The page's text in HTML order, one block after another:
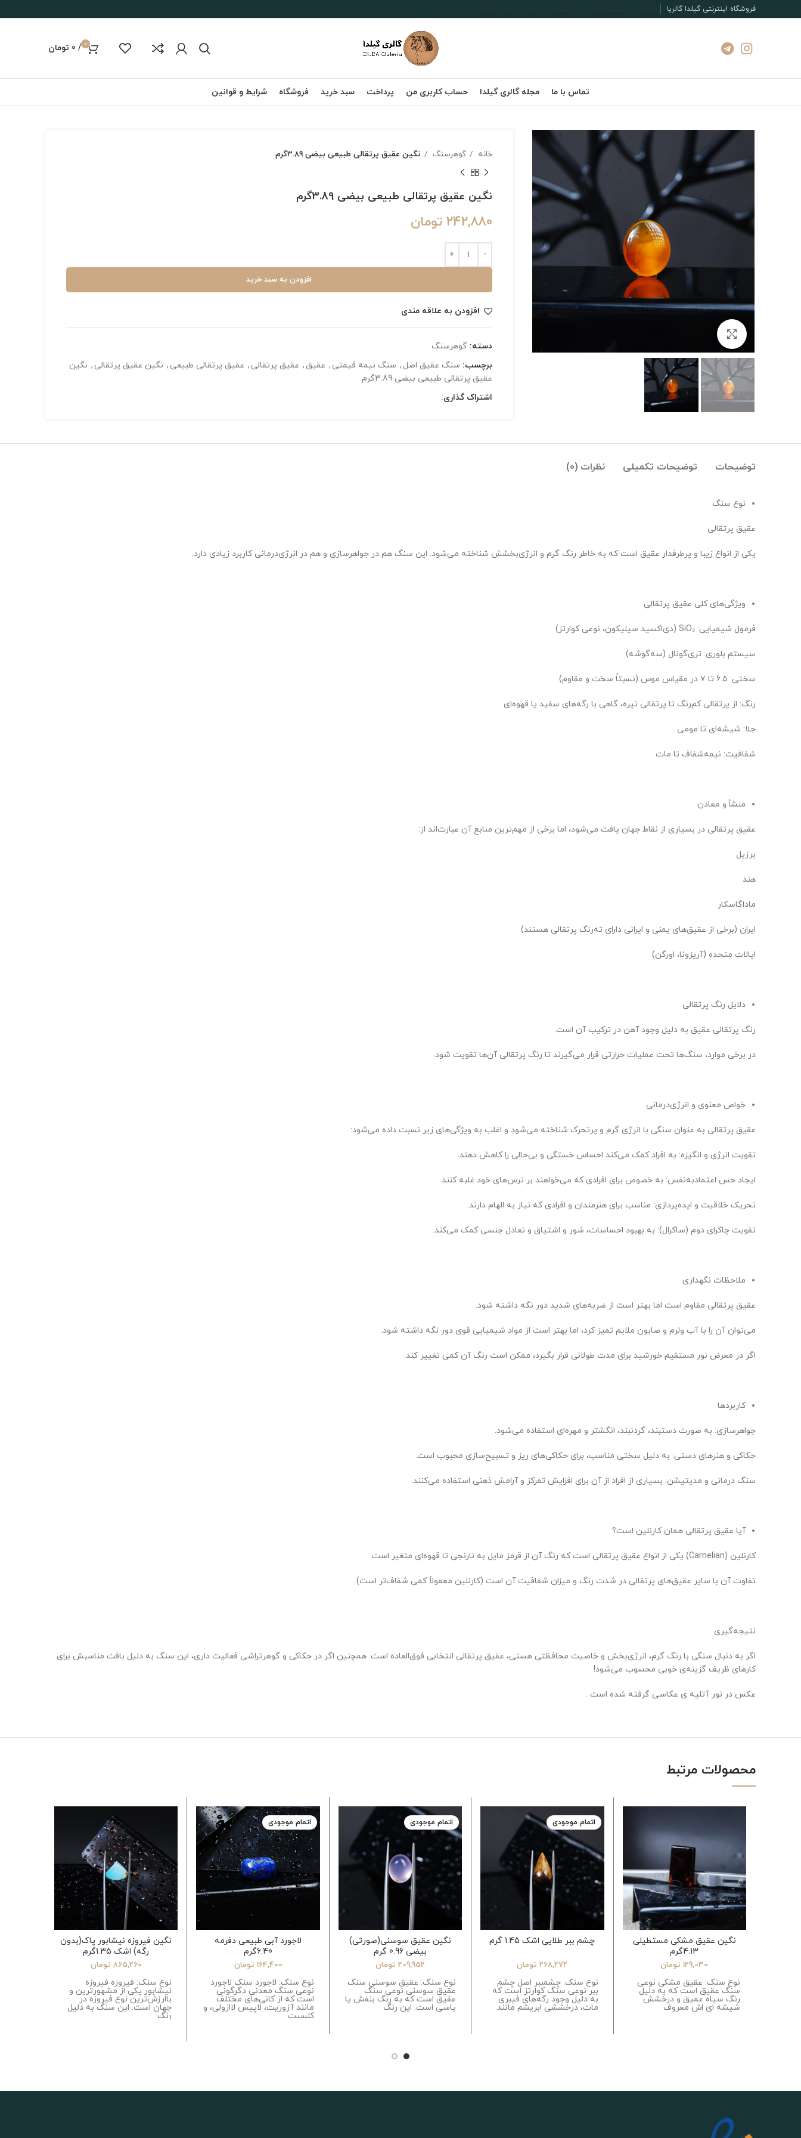
فروشگاه اینترنتی گیلدا گالریا مجله مطالب کاربران مشاوره تماس با ما برندها
0
/
0 تومان
تماس با ما مجله گالری گیلدا حساب کاربری من پرداخت سبد خرید فروشگاه شرایط و قوانین
خانه گوهرسنگ نگین عقیق پرتقالی طبیعی بیضی 3.89گرم
نگین عقیق پرتقالی طبیعی بیضی 3.89گرم
242,880 تومان
افزودن به سبد خرید
افزودن به علاقه مندی
دسته: گوهرسنگ
برچسب: سنگ عقیق اصل , سنگ نیمه قیمتی , عقیق, عقیق پرتقالی , عقیق پرتقالی طبیعی , نگین عقیق پرتقالی , نگین
عقیق پرتقالی طبیعی بیضی 3.89گرم
اشتراک گذاری:
توضیحات توضیحات تکمیلی نظرات (0)
نوع سنگ
عقیق پرتقالی
یکی از انواع زیبا و پرطرفدار عقیق است که به خاطر رنگ گرم و انرژی‌بخشش شناخته می‌شود. این سنگ هم در جواهرسازی و هم در انرژی‌درمانی کاربرد زیادی دارد.
ویژگی‌های کلی عقیق پرتقالی
فرمول شیمیایی: SiO₂ (دی‌اکسید سیلیکون، نوعی کوارتز)
سیستم بلوری: تری‌گونال (سه‌گوشه)
سختی: ۶.۵ تا ۷ در مقیاس موس (نسبتاً سخت و مقاوم)
رنگ: از پرتقالی کم‌رنگ تا پرتقالی تیره، گاهی با رگه‌های سفید یا قهوه‌ای
جلا: شیشه‌ای تا مومی
شفافیت: نیمه‌شفاف تا مات
منشأ و معادن
عقیق پرتقالی در بسیاری از نقاط جهان یافت می‌شود، اما برخی از مهم‌ترین منابع آن عبارت‌اند از:
برزیل
هند
ماداگاسکار
ایران (برخی از عقیق‌های یمنی و ایرانی دارای ته‌رنگ پرتقالی هستند)
ایالات متحده (آریزونا، اورگن)
دلایل رنگ پرتقالی
رنگ پرتقالی عقیق به دلیل وجود آهن در ترکیب آن است.
در برخی موارد، سنگ‌ها تحت عملیات حرارتی قرار می‌گیرند تا رنگ پرتقالی آن‌ها تقویت شود.
خواص معنوی و انرژی‌درمانی
عقیق پرتقالی به عنوان سنگی با انرژی گرم و پرتحرک شناخته می‌شود و اغلب به ویژگی‌های زیر نسبت داده می‌شود:
تقویت انرژی و انگیزه: به افراد کمک می‌کند احساس خستگی و بی‌حالی را کاهش دهند.
ایجاد حس اعتمادبه‌نفس: به خصوص برای افرادی که می‌خواهند بر ترس‌های خود غلبه کنند.
تحریک خلاقیت و ایده‌پردازی: مناسب برای هنرمندان و افرادی که نیاز به الهام دارند.
تقویت چاکرای دوم (ساکرال): به بهبود احساسات، شور و اشتیاق و تعادل جنسی کمک می‌کند.
ملاحظات نگهداری
عقیق پرتقالی مقاوم است اما بهتر است از ضربه‌های شدید دور نگه داشته شود.
می‌توان آن را با آب ولرم و صابون ملایم تمیز کرد، اما بهتر است از مواد شیمیایی قوی دور نگه داشته شود.
اگر در معرض نور مستقیم خورشید برای مدت طولانی قرار بگیرد، ممکن است رنگ آن کمی تغییر کند.
کاربردها
جواهرسازی: به صورت دستبند، گردنبند، انگشتر و مهره‌ای استفاده می‌شود.
حکاکی و هنرهای دستی: به دلیل سختی مناسب، برای حکاکی‌های ریز و تسبیح‌سازی محبوب است.
سنگ درمانی و مدیتیشن: بسیاری از افراد از آن برای افزایش تمرکز و آرامش ذهنی استفاده می‌کنند.
آیا عقیق پرتقالی همان کارنلین است؟
کارنلین (Carnelian) یکی از انواع عقیق پرتقالی است که رنگ آن از قرمز مایل به نارنجی تا قهوه‌ای متغیر است.
تفاوت آن با سایر عقیق‌های پرتقالی در شدت رنگ و میزان شفافیت آن است (کارنلین معمولاً کمی شفاف‌تر است).
نتیجه‌گیری
اگر به دنبال سنگی با رنگ گرم، انرژی‌بخش و خاصیت محافظتی هستی، عقیق پرتقالی انتخابی فوق‌العاده است. همچنین اگر در حکاکی و گوهر‌تراشی فعالیت داری، این سنگ به دلیل بافت مناسبش برای
کارهای ظریف گزینه‌ی خوبی محسوب می‌شود!
عکس در نور آتلیه ی عکاسی گرفته شده است .
محصولات مرتبط
نگین عقیق مشکی مستطیلی
4.13گرم
129,030 تومان
نوع سنگ: عقیق مشکی نوعی
سنگ عقیق است که به دلیل
رنگ سیاه عمیق و درخشش
شیشه ای اش معروف
اتمام موجودی
چشم ببر طلایی اشک 1.45 گرم
268,272 تومان
نوع سنگ: چشمببر اصل چشم
ببر نوعی سنگ کوارتز است که
به دلیل وجود رگه‌های فیبری
مات، درخششی ابریشم مانند
اتمام موجودی
نگین عقیق سوسنی(صورتی)
بیضی 0.96 گرم
209,952 تومان
نوع سنگ: عقیق سوسنی سنگ
عقیق سوسنی نوعی سنگ
عقیق است که به رنگ بنفش یا
یاسی است. این رنگ
اتمام موجودی
لاجورد آبی طبیعی دفرمه
6.40گرم
164,400 تومان
نوع سنگ: لاجورد سنگ لاجورد
نوعی سنگ معدنی دگرگونی
است که از کانی‌های مختلف
مانند آزوریت، لاپیس لاازولی، و
کلسیت
نگین فیروزه نیشابور پاک(بدون
رگه) اشک 1.35گرم
865,260 تومان
نوع سنگ: فیروزه فیروزه
نیشابور یکی از مشهورترین و
باارزش‌ترین نوع فیروزه در
جهان است. این سنگ به دلیل
رنگ